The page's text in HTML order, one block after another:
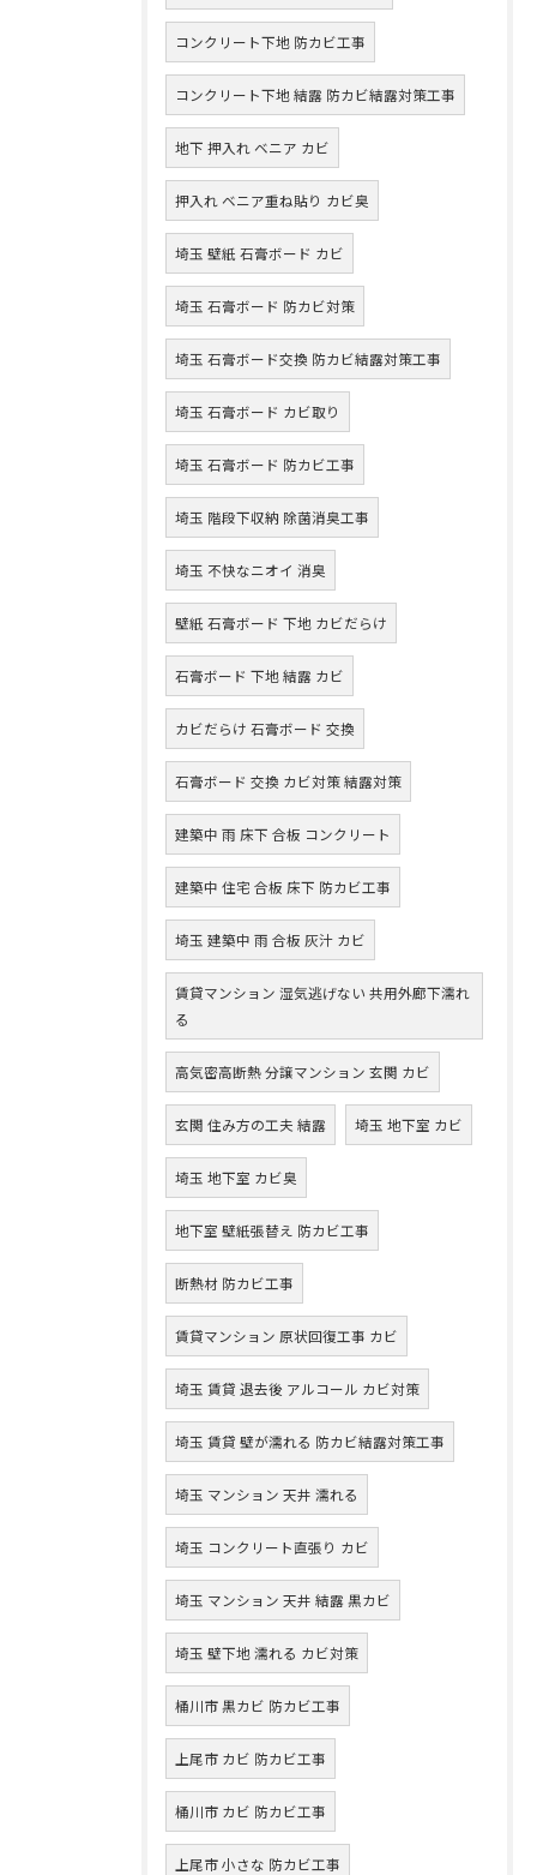
コンクリート下地 防カビ工事
コンクリート下地 結露 防カビ結露対策工事
地下 押入れ ベニア カビ
押入れ ベニア重ね貼り カビ臭
埼玉 壁紙 石膏ボード カビ
埼玉 石膏ボード 防カビ対策
埼玉 石膏ボード交換 防カビ結露対策工事
埼玉 石膏ボード カビ取り
埼玉 石膏ボード 防カビ工事
埼玉 階段下収納 除菌消臭工事
埼玉 不快なニオイ 消臭
壁紙 石膏ボード 下地 カビだらけ
石膏ボード 下地 結露 カビ
カビだらけ 石膏ボード 交換
石膏ボード 交換 カビ対策 結露対策
建築中 雨 床下 合板 コンクリート
建築中 住宅 合板 床下 防カビ工事
埼玉 建築中 雨 合板 灰汁 カビ
賃貸マンション 湿気逃げない 共用外廊下濡れ
る
高気密高断熱 分譲マンション 玄関 カビ
玄関 住み方の工夫 結露 埼玉 地下室 カビ
埼玉 地下室 カビ臭
地下室 壁紙張替え 防カビ工事
断熱材 防カビ工事
賃貸マンション 原状回復工事 カビ
埼玉 賃貸 退去後 アルコール カビ対策
埼玉 賃貸 壁が濡れる 防カビ結露対策工事
埼玉 マンション 天井 濡れる
埼玉 コンクリート直張り カビ
埼玉 マンション 天井 結露 黒カビ
埼玉 壁下地 濡れる カビ対策
桶川市 黒カビ 防カビ工事
上尾市 カビ 防カビ工事
桶川市 カビ 防カビ工事
上尾市 小さな 防カビ工事